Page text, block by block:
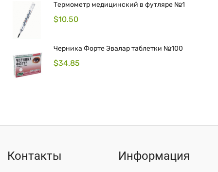
Термометр медицинский в футляре №1
$10.50
Черника Форте Эвалар таблетки №100
$34.85
Контакты Информация